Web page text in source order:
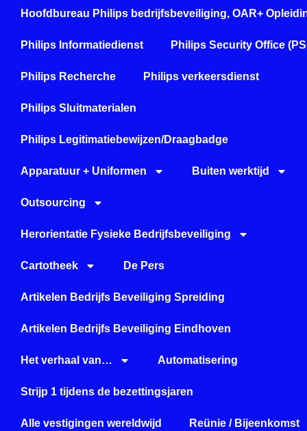
Hoofdbureau Philips bedrijfsbeveiliging, OAR+
Philips Informatiedienst Philips Security Office
Philips Recherche Philips verkeersdienst
Philips Sluitmaterialen
Philips Legitimatiebewijzen/Draagbadge
Apparatuur + Uniformen Buiten werktijd
Outsourcing
Herorientatie Fysieke Bedrijfsbeveiliging
Cartotheek De Pers
Artikelen Bedrijfs Beveiliging Spreiding
Artikelen Bedrijfs Beveiliging Eindhoven
Het verhaal van… Automatisering
Strijp 1 tijdens de bezettingsjaren
Alle vestigingen wereldwijd Reünie / Bijeenkomst